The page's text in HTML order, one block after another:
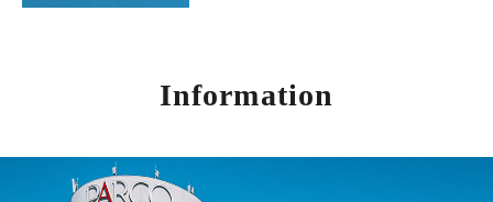
Information